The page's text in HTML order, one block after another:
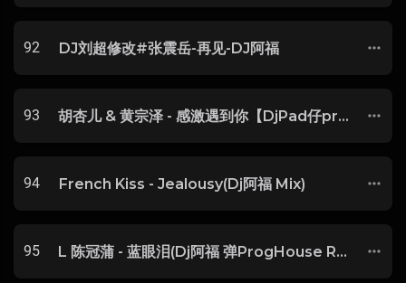
92 DJ刘超修改#张震岳-再见-DJ阿福
93 胡杏儿 & 黄宗泽 - 感激遇到你【DjPad仔proghouse】
94 French Kiss - Jealousy(Dj阿福 Mix)
95 L 陈冠蒲 - 蓝眼泪(Dj阿福 弹ProgHouse Rmx 2018)